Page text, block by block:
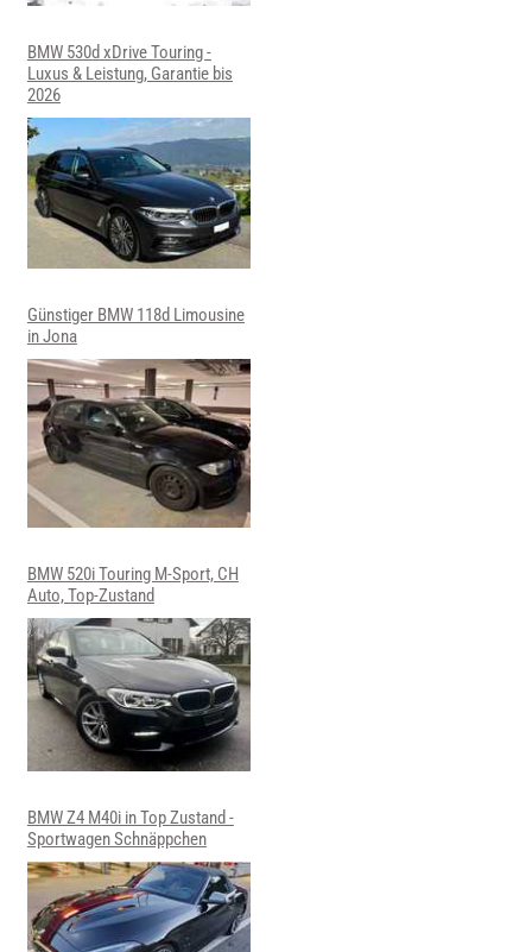
BMW 530d xDrive Touring -
Luxus & Leistung, Garantie bis
2026
Günstiger BMW 118d Limousine
in Jona
BMW 520i Touring M-Sport, CH
Auto, Top-Zustand
BMW Z4 M40i in Top Zustand -
Sportwagen Schnäppchen